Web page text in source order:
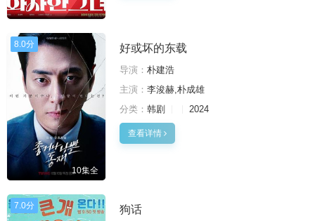
8.0分
10集全
好或坏的东载
导演： 朴建浩
主演： 李浚赫,朴成雄
分类： 韩剧 2024
查看详情
7.0分 狗话